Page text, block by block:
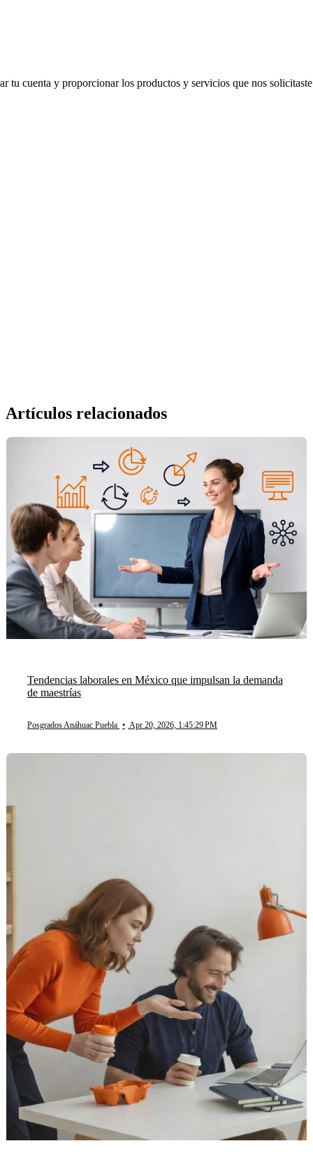
tu cuenta y proporcionar los productos y servicios que nos
Artículos relacionados
Tendencias laborales en México que impulsan la demanda
de maestrías
Posgrados Anáhuac Puebla • Apr 20, 2026, 1:45:29 PM